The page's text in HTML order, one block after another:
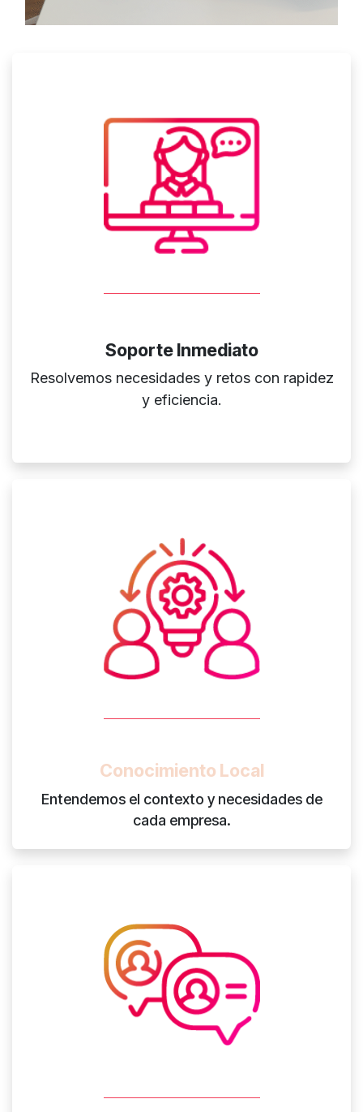
Soporte Inmediato
Resolvemos necesidades y retos con rapidez
y eficiencia.
Conocimiento Local
Entendemos el contexto y necesidades de
cada empresa.